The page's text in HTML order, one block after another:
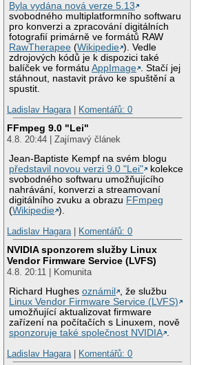
Byla vydána nová verze 5.13
svobodného multiplatformního softwaru
pro konverzi a zpracování digitálních
fotografií primárně ve formátů RAW
RawTherapee (Wikipedie ). Vedle
zdrojových kódů je k dispozici také
balíček ve formátuAppImage . Stačí jej
stáhnout, nastavit právo ke spuštění a
spustit.
Ladislav Hagara| Komentářů: 0
FFmpeg 9.0 "Lei"
4.8. 20:44 | Zajímavý článek
Jean-Baptiste Kempf na svém blogu
představil novou verzi 9.0 "Lei"
kolekce
svobodného softwaru umožňujícího
nahrávání, konverzi a streamovaní
digitálního zvuku a obrazu FFmpeg
(Wikipedie ).
Ladislav Hagara| Komentářů: 0
NVIDIA sponzorem služby Linux
Vendor Firmware Service (LVFS)
4.8. 20:11 | Komunita
Richard Hughesoznámil
, že službu
Linux Vendor Firmware Service (LVFS)
umožňující aktualizovat firmware
zařízení na počítačích s Linuxem, nově
sponzoruje také společnost NVIDIA .
Ladislav Hagara| Komentářů: 0